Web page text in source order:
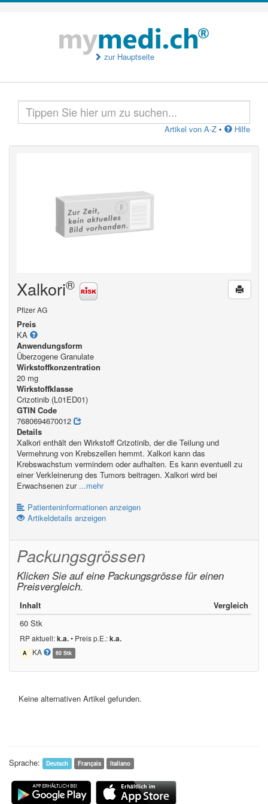
zur Hauptseite
Artikel von A-Z • Hilfe
Xalkori®
Pfizer AG
Preis
KA
Anwendungsform
Überzogene Granulate
Wirkstoffkonzentration
20 mg
Wirkstoffklasse
Crizotinib (L01ED01)
GTIN Code
7680694670012
Details
Xalkori enthält den Wirkstoff Crizotinib, der die Teilung und
Vermehrung von Krebszellen hemmt. Xalkori kann das
Krebswachstum vermindern oder aufhalten. Es kann eventuell zu
einer Verkleinerung des Tumors beitragen. Xalkori wird bei
Erwachsenen zur ...mehr
Patienteninformationen anzeigen
Artikeldetails anzeigen
Packungsgrössen
Klicken Sie auf eine Packungsgrösse für einen
Preisvergleich.
Inhalt
Vergleich
60 Stk
RP aktuell:k.a.• Preis p.E.:k.a.
A KA 60 Stk
Keine alternativen Artikel gefunden.
Sprache: Deutsch Français Italiano